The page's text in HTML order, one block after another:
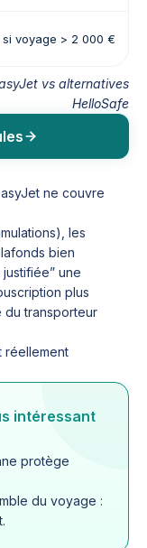
voyage > 2 000 €
vs alternatives
HelloSafe
ne couvre
les
bien
une
plus
transporteur
réellement
intéressant
protège
du voyage :